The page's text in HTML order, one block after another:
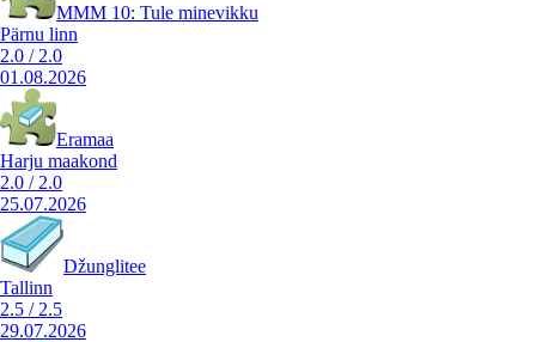
MMM 10: Tule minevikku
Pärnu linn
2.0 / 2.0
01.08.2026
Eramaa
Harju maakond
2.0 / 2.0
25.07.2026
Džunglitee
Tallinn
2.5 / 2.5
29.07.2026